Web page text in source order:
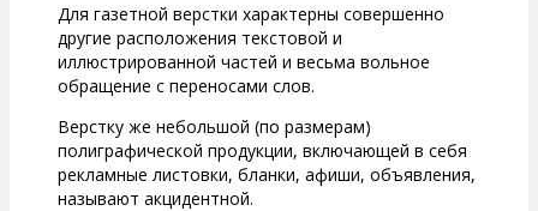
Для газетной верстки характерны совершенно
другие расположения текстовой и
иллюстрированной частей и весьма вольное
обращение с переносами слов.
Верстку же небольшой (по размерам)
полиграфической продукции, включающей в себя
рекламные листовки, бланки, афиши, объявления,
называют акцидентной.